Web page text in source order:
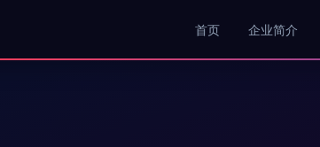
首页 企业简介